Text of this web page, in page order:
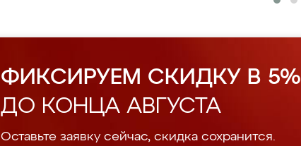
ФИКСИРУЕМ СКИДКУ В 5%
ДО КОНЦА АВГУСТА
Оставьте заявку сейчас, скидка сохранится.